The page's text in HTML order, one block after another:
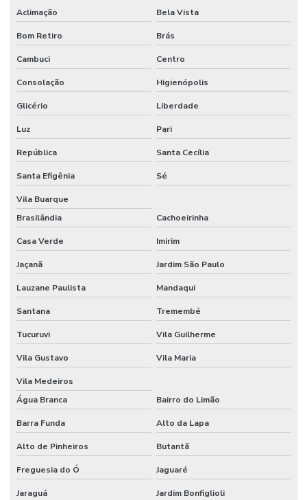
Aclimação Bela Vista
Bom Retiro Brás
Cambuci Centro
Consolação Higienópolis
Glicério Liberdade
Luz Pari
República Santa Cecília
Santa Efigênia Sé
Vila Buarque
Brasilândia
Cachoeirinha
Casa Verde Imirim
Jaçanã Jardim São Paulo
Lauzane Paulista Mandaqui
Santana Tremembé
Tucuruvi Vila Guilherme
Vila Gustavo Vila Maria
Vila Medeiros
Água Branca
Bairro do Limão
Barra Funda Alto da Lapa
Alto de Pinheiros Butantã
Freguesia do Ó Jaguaré
Jaraguá Jardim Bonfiglioli